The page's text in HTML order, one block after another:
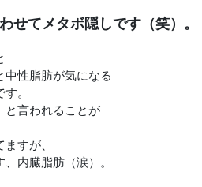
せてメタボ隠しです（笑）。
中性脂肪が気になる
。
と言われることが
すが、
内臓脂肪（涙）。